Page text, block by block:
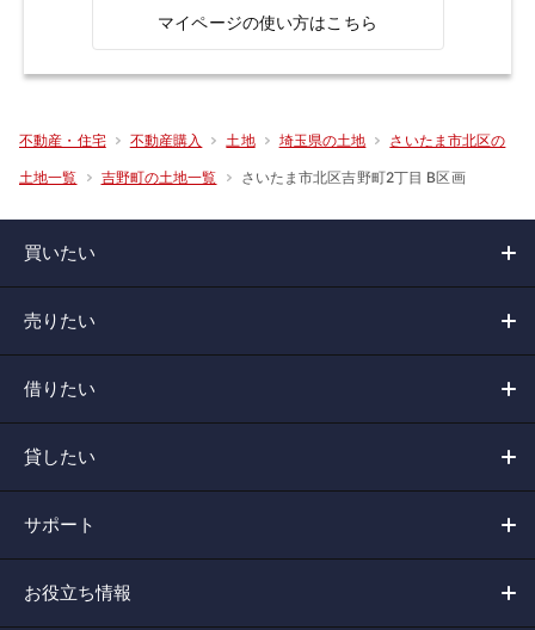
マイページの使い方はこちら
不動産・住宅 不動産購入 土地 埼玉県の土地 さいたま市北区の
土地一覧 吉野町の土地一覧 さいたま市北区吉野町2丁目 B区画
買いたい
売りたい
借りたい
貸したい
サポート
お役立ち情報